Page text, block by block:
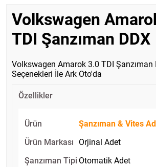
Volkswagen
TDI Şanzıman DDX
Volkswagen Amarok 3.0 TDI Şanzıman
Seçenekleri İle Ark Oto'da
Özellikler
Ürün
Şanzıman & Vites
Ürün Markası
Orjinal Adet
Şanzıman Tipi Otomatik Adet